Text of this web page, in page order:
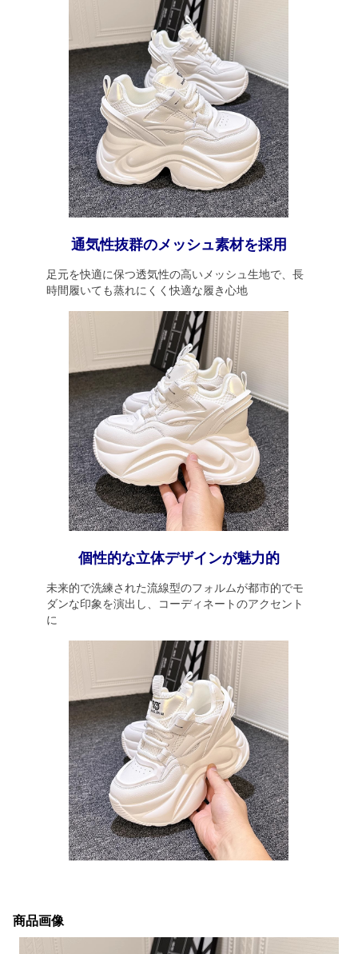
通気性抜群のメッシュ素材を採用
足元を快適に保つ透気性の高いメッシュ生地で、長
時間履いても蒸れにくく快適な履き心地
個性的な立体デザインが魅力的
未来的で洗練された流線型のフォルムが都市的でモ
ダンな印象を演出し、コーディネートのアクセント
に
商品画像